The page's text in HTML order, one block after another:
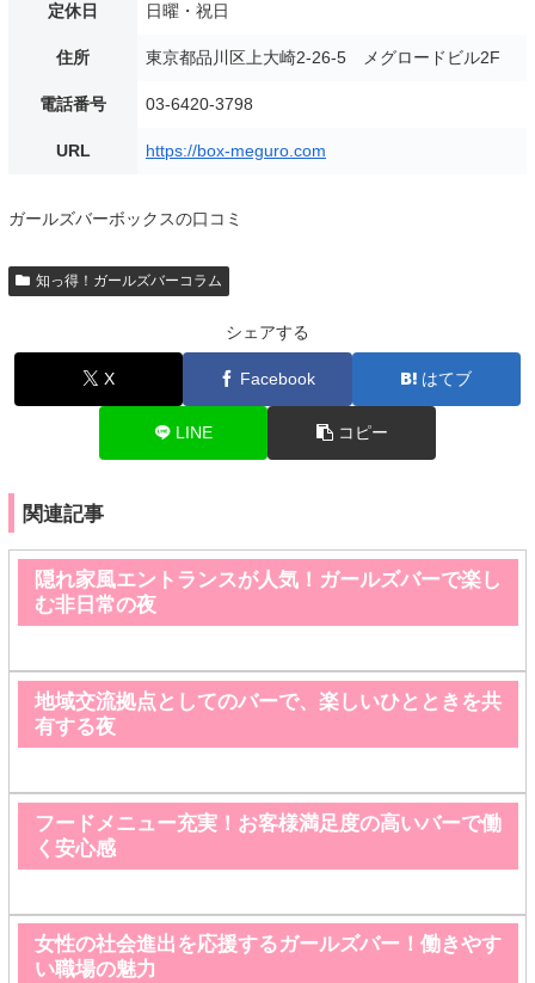
定休日 日曜・祝日
住所 東京都品川区上大崎2-26-5 メグロードビル2F
電話番号 03-6420-3798
URL https://box-meguro.com
ガールズバーボックスの口コミ
知っ得！ガールズバーコラム
シェアする
X Facebook はてブ
LINE コピー
関連記事
隠れ家風エントランスが人気！ガールズバーで楽し
む非日常の夜
地域交流拠点としてのバーで、楽しいひとときを共
有する夜
フードメニュー充実！お客様満足度の高いバーで働
く安心感
女性の社会進出を応援するガールズバー！働きやす
い職場の魅力